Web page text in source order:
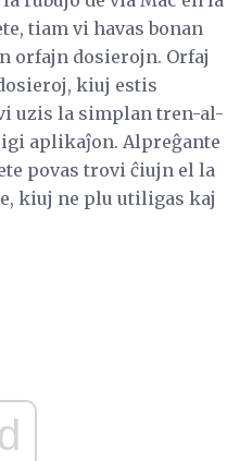
tiam vi havas bonan
orfajn dosierojn. Orfaj
kiuj estis
uzis la simplan tren-al-
aplikaĵon. Alpreĝante
povas trovi ĉiujn el la
kiuj ne plu utiligas kaj